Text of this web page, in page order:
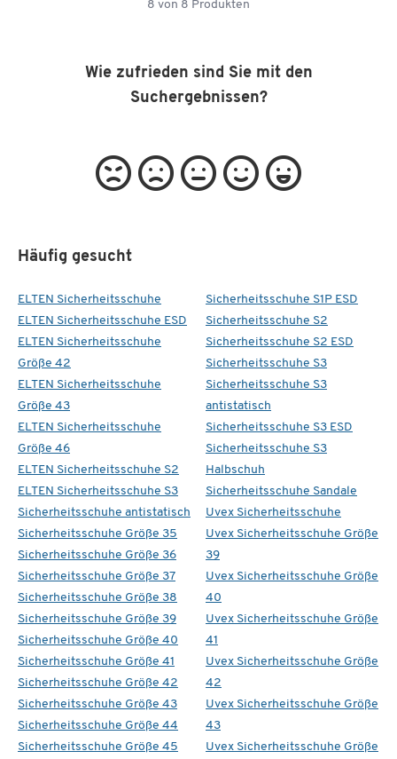
8 von 8 Produkten
Wie zufrieden sind Sie mit den
Suchergebnissen?
Häufig gesucht
ELTEN Sicherheitsschuhe
ELTEN Sicherheitsschuhe ESD
ELTEN Sicherheitsschuhe
Größe 42
ELTEN Sicherheitsschuhe
Größe 43
ELTEN Sicherheitsschuhe
Größe 46
ELTEN Sicherheitsschuhe S2
ELTEN Sicherheitsschuhe S3
Sicherheitsschuhe antistatisch
Sicherheitsschuhe Größe 35
Sicherheitsschuhe Größe 36
Sicherheitsschuhe Größe 37
Sicherheitsschuhe Größe 38
Sicherheitsschuhe Größe 39
Sicherheitsschuhe Größe 40
Sicherheitsschuhe Größe 41
Sicherheitsschuhe Größe 42
Sicherheitsschuhe Größe 43
Sicherheitsschuhe Größe 44
Sicherheitsschuhe Größe 45
Sicherheitsschuhe S1P ESD
Sicherheitsschuhe S2
Sicherheitsschuhe S2 ESD
Sicherheitsschuhe S3
Sicherheitsschuhe S3
antistatisch
Sicherheitsschuhe S3 ESD
Sicherheitsschuhe S3
Halbschuh
Sicherheitsschuhe Sandale
Uvex Sicherheitsschuhe
Uvex Sicherheitsschuhe Größe
39
Uvex Sicherheitsschuhe Größe
40
Uvex Sicherheitsschuhe Größe
41
Uvex Sicherheitsschuhe Größe
42
Uvex Sicherheitsschuhe Größe
43
Uvex Sicherheitsschuhe Größe